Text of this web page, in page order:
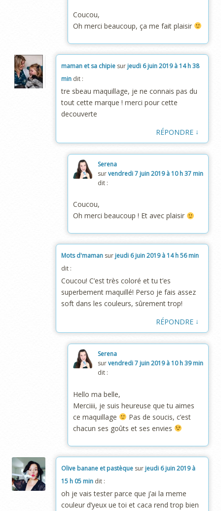
Coucou,
Oh merci beaucoup, ça me fait plaisir
maman et sa chipie sur jeudi 6 juin 2019 à 14 h 38
min dit :
tre sbeau maquillage, je ne connais pas du
tout cette marque ! merci pour cette
decouverte
RÉPONDRE ↓
Serena
survendredi 7 juin 2019 à 10 h 37 min
dit :
Coucou,
Oh merci beaucoup ! Et avec plaisir
Mots d'maman sur jeudi 6 juin 2019 à 14 h 56 min
dit :
Coucou! C’est très coloré et tu t’es
superbement maquillé! Perso je fais assez
soft dans les couleurs, sûrement trop!
RÉPONDRE ↓
Serena
survendredi 7 juin 2019 à 10 h 39 min
dit :
Hello ma belle,
Merciiii, je suis heureuse que tu aimes
ce maquillage
Pas de soucis, c’est
chacun ses goûts et ses envies
Olive banane et pastèque sur jeudi 6 juin 2019 à
15 h 05 min dit :
oh je vais tester parce que j’ai la meme
couleur d’yeux ue toi et caca rend trop bien